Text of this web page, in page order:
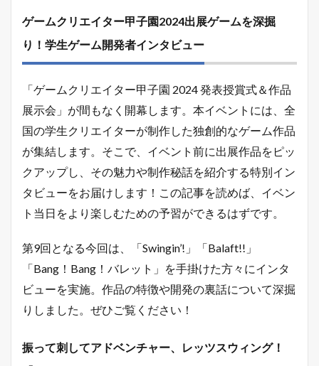
ゲームクリエイター甲子園2024出展ゲームを深掘
り！学生ゲーム開発者インタビュー
「ゲームクリエイター甲子園 2024 発表授賞式＆作品
展示会」が間もなく開幕します。本イベントには、全
国の学生クリエイターが制作した独創的なゲーム作品
が集結します。そこで、イベント前に出展作品をピッ
クアップし、その魅力や制作秘話を紹介する特別イン
タビューをお届けします！この記事を読めば、イベン
ト当日をより楽しむための予習ができるはずです。
第9回となる今回は、「Swingin’!」「Balaft!!」
「Bang！Bang！バレット」 を手掛けた方々にインタ
ビューを実施。作品の特徴や開発の裏話について深掘
りしました。ぜひご覧ください！
振って刺してアドベンチャー、レッツスウィング！